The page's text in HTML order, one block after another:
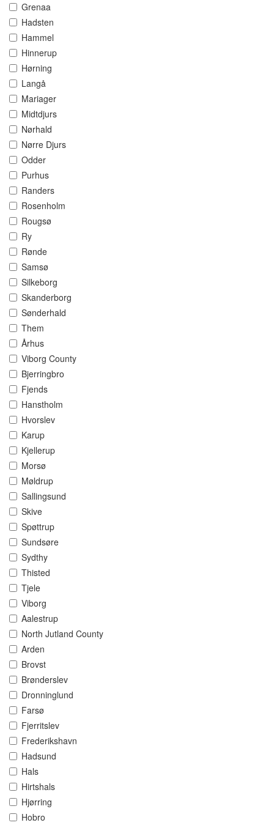
Grenaa
Hadsten
Hammel
Hinnerup
Hørning
Langå
Mariager
Midtdjurs
Nørhald
Nørre Djurs
Odder
Purhus
Randers
Rosenholm
Rougsø
Ry
Rønde
Samsø
Silkeborg
Skanderborg
Sønderhald
Them
Århus
Viborg County
Bjerringbro
Fjends
Hanstholm
Hvorslev
Karup
Kjellerup
Morsø
Møldrup
Sallingsund
Skive
Spøttrup
Sundsøre
Sydthy
Thisted
Tjele
Viborg
Aalestrup
North Jutland County
Arden
Brovst
Brønderslev
Dronninglund
Farsø
Fjerritslev
Frederikshavn
Hadsund
Hals
Hirtshals
Hjørring
Hobro